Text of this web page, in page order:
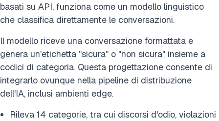
basati su API, funziona come un modello linguistico
che classifica direttamente le conversazioni.
Il modello riceve una conversazione formattata e
genera un'etichetta "sicura" o "non sicura" insieme a
codici di categoria. Questa progettazione consente di
integrarlo ovunque nella pipeline di distribuzione
dell'IA, inclusi ambienti edge.
Rileva 14 categorie, tra cui discorsi d'odio, violazioni